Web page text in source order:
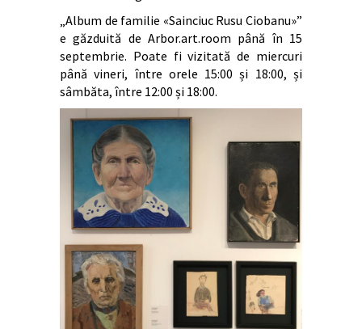
„Album de familie «Sainciuc Rusu Ciobanu»”
e găzduită de Arbor.art.room până în 15
septembrie. Poate fi vizitată de miercuri
până vineri, între orele 15:00 și 18:00, și
sâmbăta, între 12:00 și 18:00.